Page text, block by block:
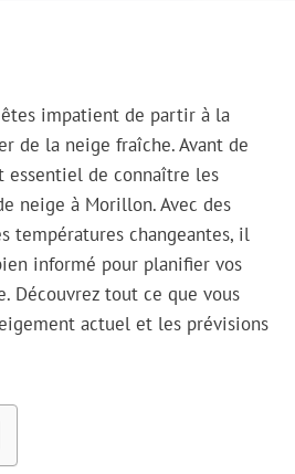
êtes impatient de partir à la
de la neige fraîche. Avant de
essentiel de connaître les
neige à Morillon. Avec des
températures changeantes, il
informé pour planifier vos
Découvrez tout ce que vous
actuel et les prévisions